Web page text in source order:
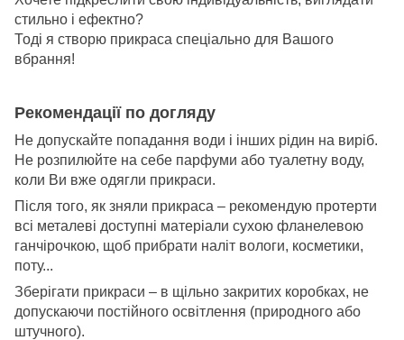
стильно і ефектно?
Тоді я створю прикраса спеціально для Вашого
вбрання!
Рекомендації по догляду
Не допускайте попадання води і інших рідин на виріб.
Не розпилюйте на себе парфуми або туалетну воду,
коли Ви вже одягли прикраси.
Після того, як зняли прикраса – рекомендую протерти
всі металеві доступні матеріали сухою фланелевою
ганчірочкою, щоб прибрати наліт вологи, косметики,
поту...
Зберігати прикраси – в щільно закритих коробках, не
допускаючи постійного освітлення (природного або
штучного).